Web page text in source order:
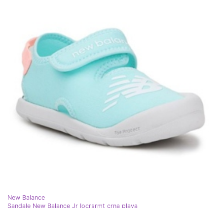
New Balance
Sandale New Balance Jr Iocrsrmt crna plava